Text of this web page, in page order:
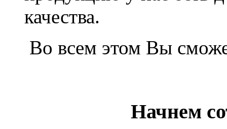
качества.
Во всем этом Вы
Начнем